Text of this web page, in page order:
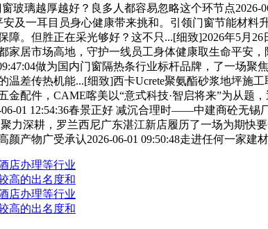
玻璃越厚越好？良多人都容易忽略这个环节点
及一耳目员身心健康带来挑和。引领门窗节能材料
障。但胜正在采光够好？这不只...[细致]2026年5月
家居市场高地，守护一线员工身体健康取生命平安
做为国内门窗隔热条行业标杆品牌，了一场
温差传热机能...[细致]西卡Ucrete聚氨酯砂浆地坪
金配件，CAME喀美以“意式科技·智启将来”为从
01 12:54:36春景正好 减沉合理时——中建商砼无
力深耕，罗兰西尼广东湛江新店履历了一场为期
产物广受承认2026-06-01 09:50:48走进任何一家建
店办理等行业
高的出名度和
店办理等行业
高的出名度和